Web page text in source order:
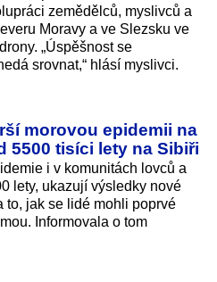
zemědělců, myslivců a
Moravy a ve Slezsku ve
„Úspěšnost se
srovnat,“ hlásí myslivci.
morovou epidemii na
5500 tisíci lety na Sibiři
i v komunitách lovců a
lety, ukazují výsledky nové
to, jak se lidé mohli poprvé
Informovala o tom